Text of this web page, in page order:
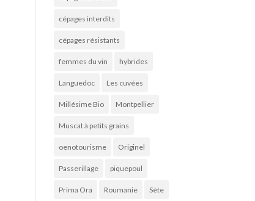
cépages interdits
cépages résistants
femmes du vin hybrides
Languedoc Les cuvées
Millésime Bio Montpellier
Muscat à petits grains
oenotourisme Originel
Passerillage piquepoul
Prima Ora Roumanie Sète